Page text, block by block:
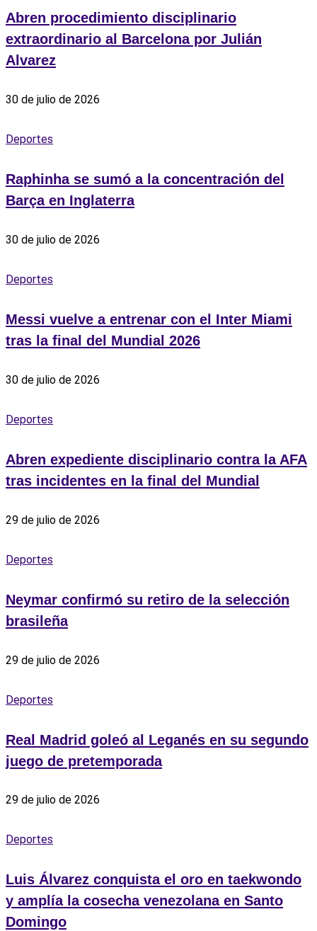
Abren procedimiento disciplinario
extraordinario al Barcelona por Julián
Alvarez
30 de julio de 2026
Deportes
Raphinha se sumó a la concentración del
Barça en Inglaterra
30 de julio de 2026
Deportes
Messi vuelve a entrenar con el Inter Miami
tras la final del Mundial 2026
30 de julio de 2026
Deportes
Abren expediente disciplinario contra la AFA
tras incidentes en la final del Mundial
29 de julio de 2026
Deportes
Neymar confirmó su retiro de la selección
brasileña
29 de julio de 2026
Deportes
Real Madrid goleó al Leganés en su segundo
juego de pretemporada
29 de julio de 2026
Deportes
Luis Álvarez conquista el oro en taekwondo
y amplía la cosecha venezolana en Santo
Domingo